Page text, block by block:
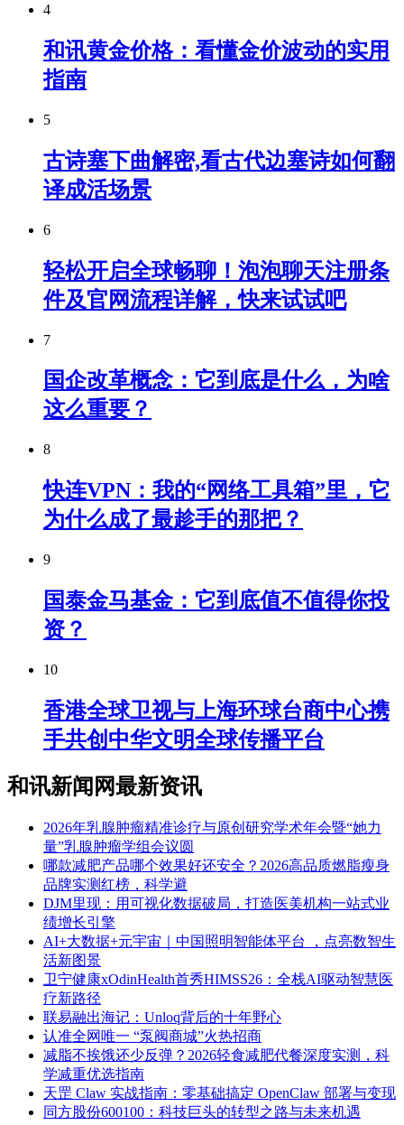
4
和讯黄金价格：看懂金价波动的实用
指南
5
古诗塞下曲解密,看古代边塞诗如何翻
译成活场景
6
轻松开启全球畅聊！泡泡聊天注册条
件及官网流程详解，快来试试吧
7
国企改革概念：它到底是什么，为啥
这么重要？
8
快连VPN：我的“网络工具箱”里，它
为什么成了最趁手的那把？
9
国泰金马基金：它到底值不值得你投
资？
10
香港全球卫视与上海环球台商中心携
手共创中华文明全球传播平台
和讯新闻网最新资讯
2026年乳腺肿瘤精准诊疗与原创研究学术年会暨“她力
量”乳腺肿瘤学组会议圆
​哪款减肥产品哪个效果好还安全？2026高品质燃脂瘦身
品牌实测红榜，科学避
DJM里现：用可视化数据破局，打造医美机构一站式业
绩增长引擎
AI+大数据+元宇宙｜中国照明智能体平台 ，点亮数智生
活新图景
卫宁健康xOdinHealth首秀HIMSS26：全栈AI驱动智慧医
疗新路径
联易融出海记：Unloq背后的十年野心
认准全网唯一 “泵阀商城”火热招商
减脂不挨饿还少反弹？2026轻食减肥代餐深度实测，科
学减重优选指南
天罡 Claw 实战指南：零基础搞定 OpenClaw 部署与变现
同方股份600100：科技巨头的转型之路与未来机遇